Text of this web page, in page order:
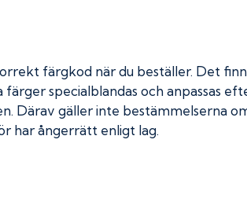
färgkod när du beställer. Det
specialblandas och anpassas
Därav gäller inte bestämmelserna
har ångerrätt enligt lag.